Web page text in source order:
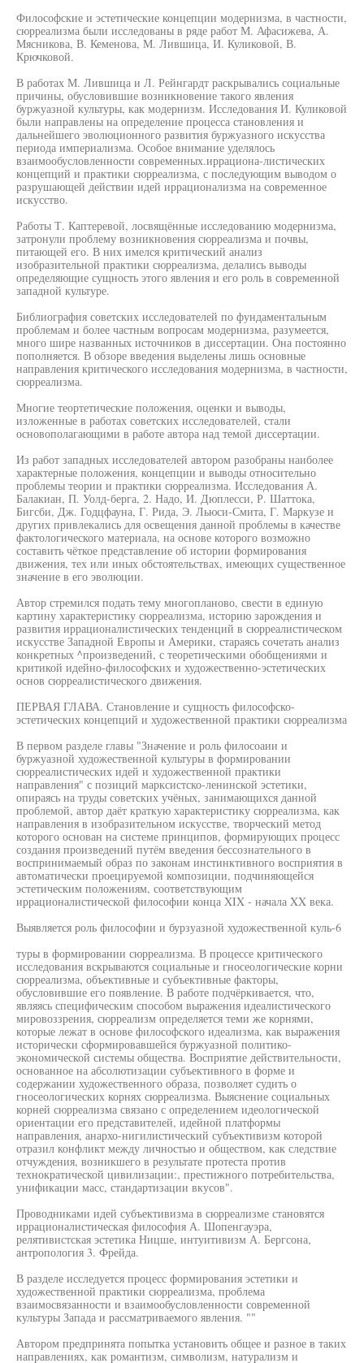
Философские и эстетические концепции модернизма, в частности,
сюрреализма были исследованы в ряде работ М. Афасижева, А.
Мясникова, В. Кеменова, М. Лившица, И. Куликовой, В.
Крючковой.
В работах М. Лившица и Л. Рейнгардт раскрывались социальные
причины, обусловившие возникновение такого явления
буржуазной культуры, как модернизм. Исследования И. Куликовой
были направлены на определение процесса становления и
дальнейшего эволюционного развития буржуазного искусства
периода империализма. Особое внимание уделялось
взаимообусловленности современных.иррациона-листических
концепций и практики сюрреализма, с последующим выводом о
разрушающей действии идей иррационализма на современное
искусство.
Работы Т. Каптеревой, лосвящённые исследованию модернизма,
затронули проблему возникновения сюрреализма и почвы,
питающей его. В них имелся критический анализ
изобразительной практики сюрреализма, делались выводы
определяющие сущность этого явления и его роль в современной
западной культуре.
Библиография советских исследователей по фундаментальным
проблемам и более частным вопросам модернизма, разумеется,
много шире названных источников в диссертации. Она постоянно
пополняется. В обзоре введения выделены лишь основные
направления критического исследования модернизма, в частности,
сюрреализма.
Многие теортетические положения, оценки и выводы,
изложенные в работах советских исследователей, стали
основополагающими в работе автора над темой диссертации.
Из работ западных исследователей автором разобраны наиболее
характерные положения, концепции и выводы относительно
проблемы теории и практики сюрреализма. Исследования А.
Балакиан, П. Уолд-берга, 2. Надо, И. Дюплесси, Р. Шаттока,
Бигсби, Дж. Годцфауна, Г. Рида, Э. Льюси-Смита, Г. Маркузе и
других привлекались для освещения данной проблемы в качестве
фактологического материала, на основе которого возможно
составить чёткое представление об истории формирования
движения, тех или иных обстоятельствах, имеющих существенное
значение в его эволюции.
Автор стремился подать тему многопланово, свести в единую
картину характеристику сюрреализма, историю зарождения и
развития иррационалистических тенденций в сюрреалистическом
искусстве Западной Европы и Америки, стараясь сочетать анализ
конкретных ^произведений, с теоретическими обобщениями и
критикой идейно-философских и художественно-эстетических
основ сюрреалистического движения.
ПЕРВАЯ ГЛАВА. Становление и сущность философско-
эстетических концепций и художественной практики сюрреализма
В первом разделе главы "Значение и роль филосоаии и
буржуазной художественной культуры в формировании
сюрреалистических идей и художественной практики
направления" с позиций марксистско-ленинской эстетики,
опираясь на труды советских учёных, занимающихся данной
проблемой, автор даёт краткую характеристику сюрреализма, как
направления в изобразительном искусстве, творческий метод
которого основан на системе принципов, формирующих процесс
создания произведений путём введения бессознательного в
воспринимаемый образ по законам инстинктивного восприятия в
автоматически проецируемой композиции, подчиняющейся
эстетическим положениям, соответствующим
иррационалистической философии конца XIX - начала XX века.
Выявляется роль философии и бурзуазной художественной куль-6
туры в формировании сюрреализма. В процессе критического
исследования вскрываются социальные и гносеологические корни
сюрреализма, объективные и субъективные факторы,
обусловившие его появление. В работе подчёркивается, что,
являясь специфическим способом выражения идеалистического
мировоззрения, сюрреализм определяется теми же корнями,
которые лежат в основе философского идеализма, как выражения
исторически сформировавшейся буржуазной политико-
экономической системы общества. Восприятие действительности,
основанное на абсолютизации субъективного в форме и
содержании художественного образа, позволяет судить о
гносеологических корнях сюрреализма. Выяснение социальных
корней сюрреализма связано с определением идеологической
ориентации его представителей, идейной платформы
направления, анархо-нигилистический субъективизм которой
отразил конфликт между личностью и обществом, как следствие
отчуждения, возникшего в результате протеста против
технократической цивилизации:, престижного потребительства,
унификации масс, стандартизации вкусов".
Проводниками идей субъективизма в сюрреализме становятся
иррационалистическая философия А. Шопенгауэра,
релятивистская эстетика Ницше, интуитивизм А. Бергсона,
антропология 3. Фрейда.
В разделе исследуется процесс формирования эстетики и
художественной практики сюрреализма, проблема
взаимосвязанности и взаимообусловленности современной
культуры Запада и рассматриваемого явления. ""
Автором предпринята попытка установить общее и разное в таких
направлениях, как романтизм, символизм, натурализм и